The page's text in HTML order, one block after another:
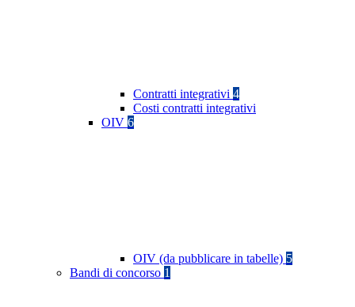
Contratti integrativi 4
Costi contratti integrativi
OIV 6
OIV (da pubblicare in tabelle) 5
Bandi di concorso 1